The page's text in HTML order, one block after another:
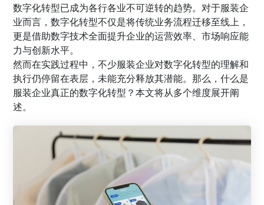
数字化转型已成为各行各业不可逆转的趋势。对于服装企
业而言，数字化转型不仅是将传统业务流程迁移至线上，
更是借助数字技术全面提升企业的运营效率、市场响应能
力与创新水平。
然而在实践过程中，不少服装企业对数字化转型的理解和
执行仍停留在表层，未能充分释放其潜能。那么，什么是
服装企业真正的数字化转型？本文将从多个维度展开阐
述。